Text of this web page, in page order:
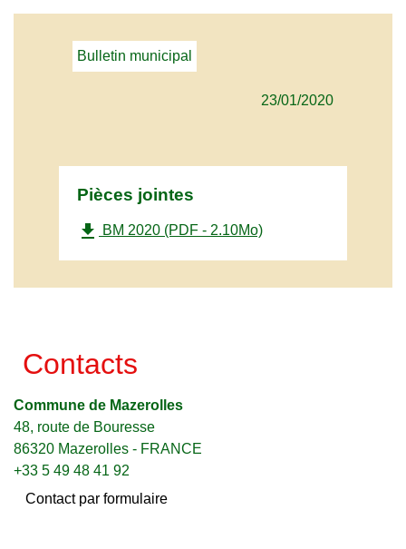
Bulletin municipal
23/01/2020
Pièces jointes
file_download BM 2020 (PDF - 2.10Mo)
Contacts
Commune de Mazerolles
48, route de Bouresse
86320 Mazerolles - FRANCE
+33 5 49 48 41 92
Contact par formulaire